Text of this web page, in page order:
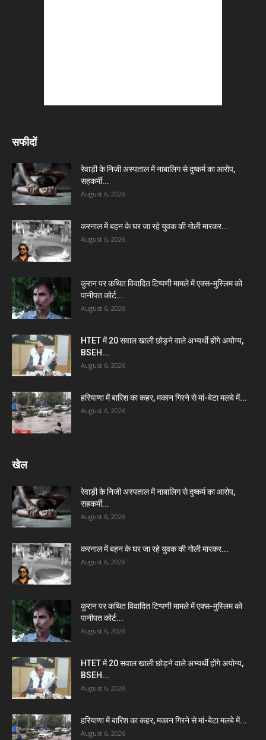
सफीदों
रेवाड़ी के निजी अस्पताल में नाबालिग से दुष्कर्म का आरोप,
सहकर्मी...
August 6, 2026
करनाल में बहन के घर जा रहे युवक की गोली मारकर...
August 6, 2026
कुरान पर कथित विवादित टिप्पणी मामले में एक्स-मुस्लिम को
पानीपत कोर्ट...
August 6, 2026
HTET में 20 सवाल खाली छोड़ने वाले अभ्यर्थी होंगे अयोग्य,
BSEH...
August 6, 2026
हरियाणा में बारिश का कहर, मकान गिरने से मां-बेटा मलबे में...
August 6, 2026
खेल
रेवाड़ी के निजी अस्पताल में नाबालिग से दुष्कर्म का आरोप,
सहकर्मी...
August 6, 2026
करनाल में बहन के घर जा रहे युवक की गोली मारकर...
August 6, 2026
कुरान पर कथित विवादित टिप्पणी मामले में एक्स-मुस्लिम को
पानीपत कोर्ट...
August 6, 2026
HTET में 20 सवाल खाली छोड़ने वाले अभ्यर्थी होंगे अयोग्य,
BSEH...
August 6, 2026
हरियाणा में बारिश का कहर, मकान गिरने से मां-बेटा मलबे में...
August 6, 2026